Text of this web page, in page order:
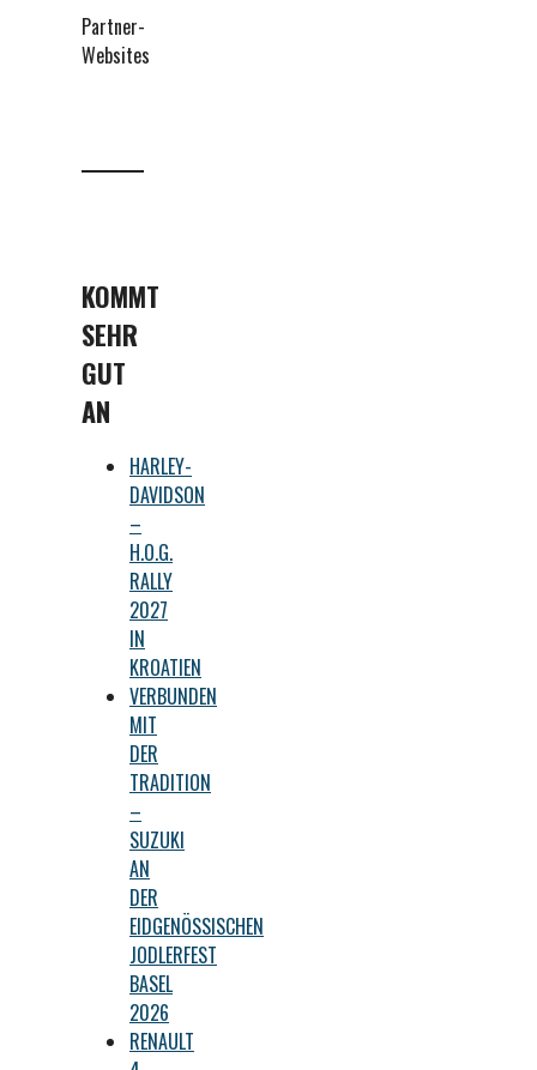
Partner-
Websites
KOMMT
SEHR
GUT
AN
HARLEY-
DAVIDSON
–
H.O.G.
RALLY
2027
IN
KROATIEN
VERBUNDEN
MIT
DER
TRADITION
–
SUZUKI
AN
DER
EIDGENÖSSISCHEN
JODLERFEST
BASEL
2026
RENAULT